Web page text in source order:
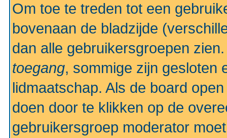
Om toe te treden tot een
bovenaan de bladzijde
dan alle gebruikersgroepen
toegang, sommige zijn gesloten
lidmaatschap. Als de board
doen door te klikken op de
gebruikersgroep moderator